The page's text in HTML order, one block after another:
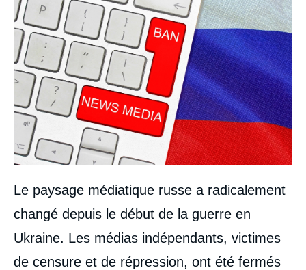
Le paysage médiatique russe a radicalement
changé depuis le début de la guerre en
Ukraine. Les médias indépendants, victimes
de censure et de répression, ont été fermés